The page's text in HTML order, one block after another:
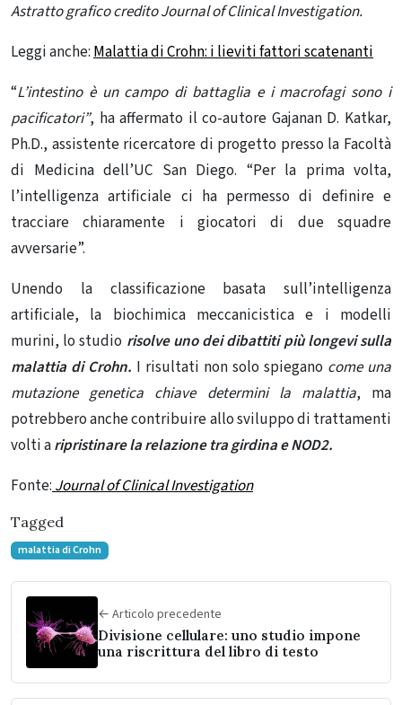
Astratto grafico creditoJournal of Clinical Investigation.
Leggi anche:Malattia di Crohn: i lieviti fattori scatenanti
“L’intestino è un campo di battaglia e i macrofagi sono i
pacificatori”, ha affermato il co-autore Gajanan D. Katkar,
Ph.D., assistente ricercatore di progetto presso la Facoltà
di Medicina dell’UC San Diego. “Per la prima volta,
l’intelligenza artificiale ci ha permesso di definire e
tracciare chiaramente i giocatori di due squadre
avversarie”.
Unendo la classificazione basata sull’intelligenza
artificiale, la biochimica meccanicistica e i modelli
murini, lo studio risolve uno dei dibattiti più longevi sulla
malattia di Crohn. I risultati non solo spiegano come una
mutazione genetica chiave determini la malattia, ma
potrebbero anche contribuire allo sviluppo di trattamenti
volti aripristinare la relazione tra girdina e NOD2.
Fonte:Journal of Clinical Investigation
Tagged
malattia di Crohn
← Articolo precedente
Divisione cellulare: uno studio impone
una riscrittura del libro di testo